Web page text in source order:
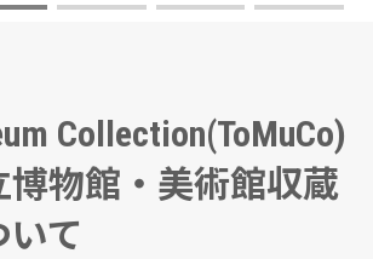
Collection(ToMuCo)
博物館・美術館収蔵
て